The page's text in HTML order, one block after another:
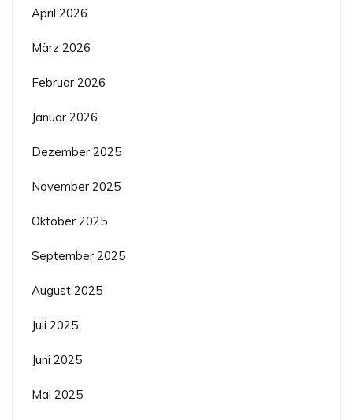
April 2026
März 2026
Februar 2026
Januar 2026
Dezember 2025
November 2025
Oktober 2025
September 2025
August 2025
Juli 2025
Juni 2025
Mai 2025